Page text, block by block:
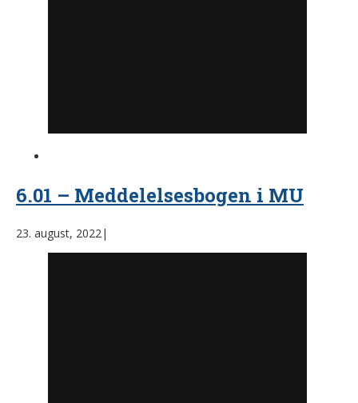
6.01 – Meddelelsesbogen i MU
23. august, 2022 |